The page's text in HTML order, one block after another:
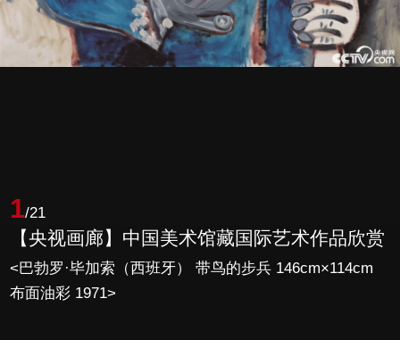
1/21
【央视画廊】中国美术馆藏国际艺术作品欣赏
<巴勃罗·毕加索（西班牙） 带鸟的步兵 146cm×114cm
布面油彩 1971>